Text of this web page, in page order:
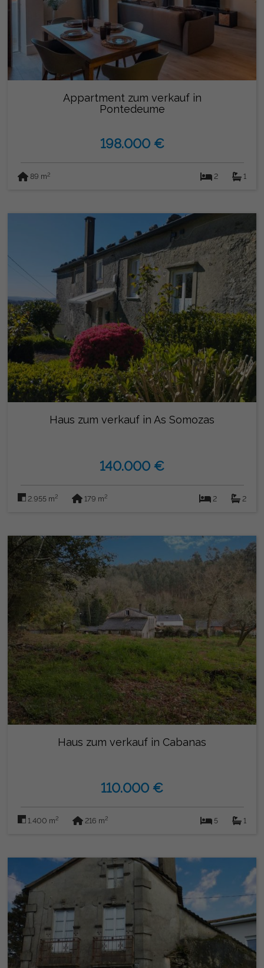
Appartment zum verkauf in
Pontedeume
198.000 €
89 m2 2 1
Haus zum verkauf in As Somozas
140.000 €
2.955 m2 179 m2 2 2
Haus zum verkauf in Cabanas
110.000 €
1.400 m2 216 m2 5 1